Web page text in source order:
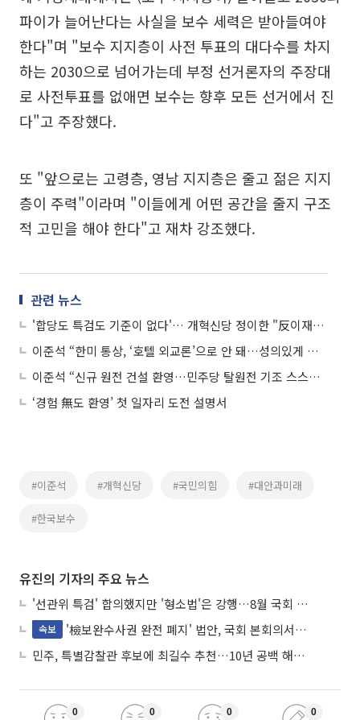
파이가 늘어난다는 사실을 보수 세력은 받아들여야
한다"며 "보수 지지층이 사전 투표의 대다수를 차지
하는 2030으로 넘어가는데 부정 선거론자의 주장대
로 사전투표를 없애면 보수는 향후 모든 선거에서 진
다"고 주장했다.
또 "앞으로는 고령층, 영남 지지층은 줄고 젊은 지지
층이 주력"이라며 "이들에게 어떤 공간을 줄지 구조
적 고민을 해야 한다"고 재차 강조했다.
관련 뉴스
'합당도 특검도 기준이 없다'… 개혁신당 정이한 "反이재명만으론 선거 못 이긴다"
이준석 “한미 통상, ‘호텔 외교론’으로 안 돼…성의있게 설명해야”
이준석 “신규 원전 건설 환영…민주당 탈원전 기조 스스로 인정한 셈”
‘경험 無도 환영’ 첫 일자리 도전 설명서
#이준석 #개혁신당 #국민의힘 #대안과미래
#한국보수
유진의 기자의 주요 뉴스
'선관위 특검' 합의했지만 '형소법'은 강행…8월 국회 '입법 2차전' 예고
속보
'檢보완수사권 완전 폐지' 법안, 국회 본회의서 민주당 주도 통과
민주, 특별감찰관 후보에 최길수 추천…10년 공백 해소 속도
0 0 0 0